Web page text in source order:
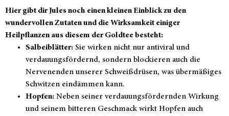
Hier gibt dir Jules noch einen kleinen Einblick zu den
wundervollen Zutaten und die Wirksamkeit einiger
Heilpflanzen aus diesem der Goldtee besteht:
Salbeiblätter: Sie wirken nicht nur antiviral und
verdauungsfördernd, sondern blockieren auch die
Nervenenden unserer Schweißdrüsen, was übermäßiges
Schwitzen eindämmen kann.
Hopfen: Neben seiner verdauungsfördernden Wirkung
und seinem bitteren Geschmack wirkt Hopfen auch